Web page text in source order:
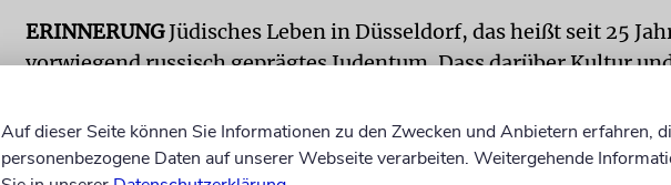
ERINNERUNGJüdisches Leben in Düsseldorf, das heißt seit 25
vorwiegend russisch geprägtes Judentum. Dass darüber Kultur
ohne größeres Bedauern als »ganz natürlich« zur Kenntnis und
dass er heute als deutscher Jude »aus dem Rahmen« falle. Doch
Auf dieser Seite können Sie Informationen zu den Zwecken und Anbietern erfahren,
personenbezogene Daten auf unserer Webseite verarbeiten. Weitergehende